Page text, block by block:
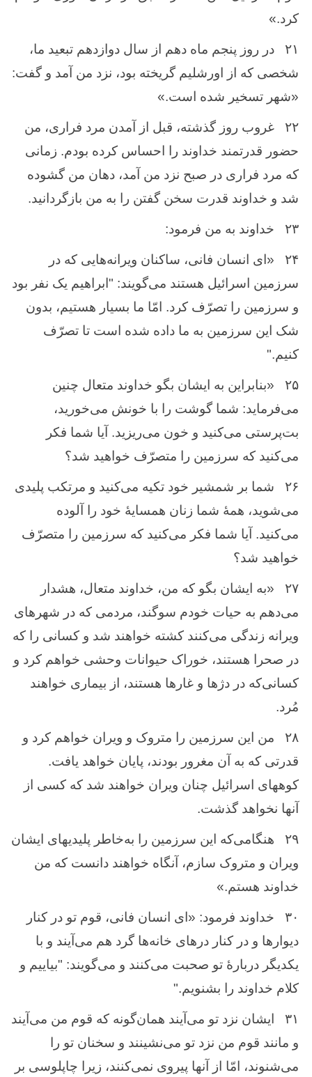
کرد.»
۲۱
در روز پنجم ماه دهم از سال دوازدهم تبعید ما،
شخصی که از اورشلیم گریخته بود، نزد من آمد و گفت:
«شهر تسخیر شده است.»
۲۲
غروب روز گذشته، قبل از آمدن مرد فراری، من
حضور قدرتمند خداوند را احساس کرده بودم. زمانی
که مرد فراری در صبح نزد من آمد، دهان من گشوده
شد و خداوند قدرت سخن گفتن را به من بازگردانید.
۲۳ خداوند به من فرمود:
۲۴
«ای انسان فانی، ساکنان ویرانه‌هایی که در
سرزمین اسرائیل هستند می‌گویند: "ابراهیم یک نفر بود
و سرزمین را تصرّف کرد. امّا ما بسیار هستیم، بدون
شک این سرزمین به ما داده شده است تا تصرّف
کنیم."
۲۵
«بنابراین به ایشان بگو خداوند متعال چنین
می‌فرماید: شما گوشت را با خونش می‌خورید،
بت‌پرستی می‌کنید و خون می‌ریزید. آیا شما فکر
می‌کنید که سرزمین را متصرّف خواهید شد؟
۲۶
شما بر شمشیر خود تکیه می‌کنید و مرتکب پلیدی
می‌شوید، همهٔ شما زنان همسایهٔ خود را آلوده
می‌کنید. آیا شما فکر می‌کنید که سرزمین را متصرّف
خواهید شد؟
۲۷
«به ایشان بگو که من، خداوند متعال، هشدار
می‌دهم به حیات خودم سوگند، مردمی که در شهرهای
ویرانه زندگی می‌کنند کشته خواهند شد و کسانی را که
در صحرا هستند، خوراک حیوانات وحشی خواهم کرد و
کسانی‌که در دژها و غارها هستند، از بیماری خواهند
مُرد.
۲۸
من این سرزمین را متروک و ویران خواهم کرد و
قدرتی که به آن مغرور بودند، پایان خواهد یافت.
کوههای اسرائیل چنان ویران خواهند شد که کسی از
آنها نخواهد گذشت.
۲۹
هنگامی‌که این سرزمین را به‌خاطر پلیدیهای ایشان
ویران و متروک سازم، آنگاه خواهند دانست که من
خداوند هستم.»
۳۰
خداوند فرمود: «ای انسان فانی، قوم تو در کنار
دیوارها و در کنار درهای خانه‌ها گرد هم می‌آیند و با
یکدیگر دربارهٔ تو صحبت می‌کنند و می‌گویند: "بیاییم و
کلام خداوند را بشنویم."
۳۱
ایشان نزد تو می‌آیند همان‌گونه که قوم من می‌آیند
و مانند قوم من نزد تو می‌نشینند و سخنان تو را
می‌شنوند، امّا از آنها پیروی نمی‌کنند، زیرا چاپلوسی بر